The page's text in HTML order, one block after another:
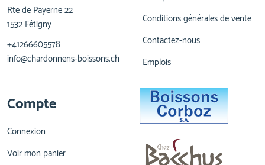
Rte de Payerne 22
1532 Fétigny
+41266605578
info@chardonnens-boissons.ch
Conditions générales de vente
Contactez-nous
Emplois
Compte
Connexion
Voir mon panier